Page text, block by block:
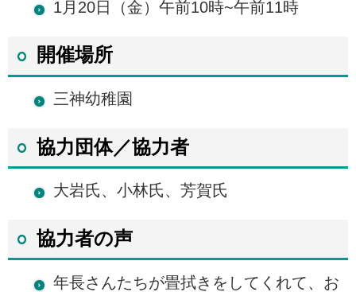
1月20日（金）午前10時~午前11時
開催場所
三神幼稚園
協力団体／協力者
大岩氏、小林氏、芳賀氏
協力者の声
年長さんたちが畳拭きをしてくれて、お